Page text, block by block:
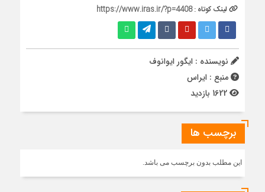
لینک کوتاه :https://www.iras.ir/?p=4408
نویسنده : ایگور ایوانوف
منبع : ایراس
برچسب ها
این مطلب بدون برچسب می باشد.